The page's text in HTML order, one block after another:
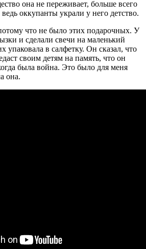
она не переживает, больше всего
оккупанты украли у него детство.
что не было этих подарочных. У
и сделали свечи на маленький
упаковала в салфетку. Он сказал, что
своим детям на память, что он
была война. Это было для меня
она.